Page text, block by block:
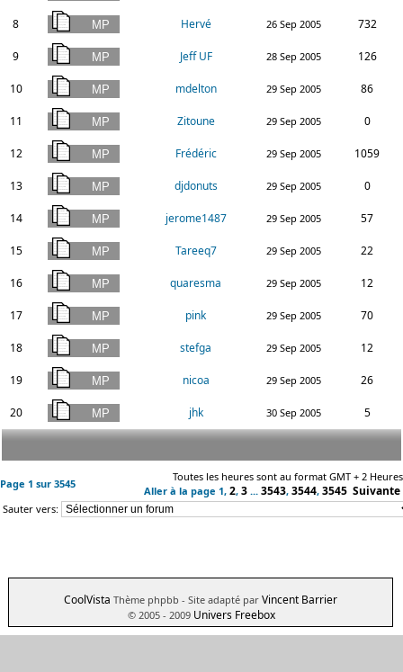
8 Hervé 26 Sep 2005 732
9 Jeff UF 28 Sep 2005 126
10 mdelton 29 Sep 2005 86
11 Zitoune 29 Sep 2005 0
12 Frédéric 29 Sep 2005 1059
13 djdonuts 29 Sep 2005 0
14 jerome1487 29 Sep 2005 57
15 Tareeq7 29 Sep 2005 22
16 quaresma 29 Sep 2005 12
17 pink 29 Sep 2005 70
18 stefga 29 Sep 2005 12
19 nicoa 29 Sep 2005 26
20 jhk 30 Sep 2005 5
Page 1 sur 3545
Toutes les heures sont au format GMT + 2 Heures
Aller à la page 1, 2, 3 ... 3543, 3544, 3545 Suivante
Sauter vers:
CoolVista Thème phpbb - Site adapté par Vincent Barrier
© 2005 - 2009 Univers Freebox